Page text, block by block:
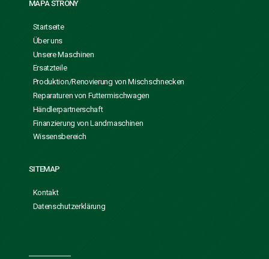
MAPA STRONY
Startseite
Über uns
Unsere Maschinen
Ersatzteile
Produktion/Renovierung von Mischschnecken
Reparaturen von Futtermischwagen
Händlerpartnerschaft
Finanzierung von Landmaschinen
Wissensbereich
SITEMAP
Kontakt
Datenschutzerklärung